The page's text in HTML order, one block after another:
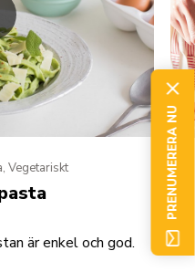
Vegetariskt
är enkel och god.
PRENUMERERA NU